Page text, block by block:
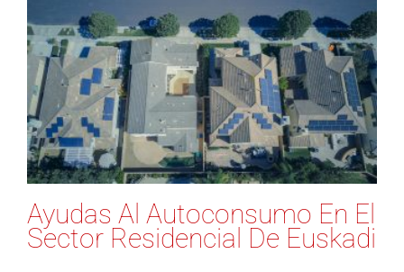
Ayudas Al Autoconsumo En El
Sector Residencial De Euskadi